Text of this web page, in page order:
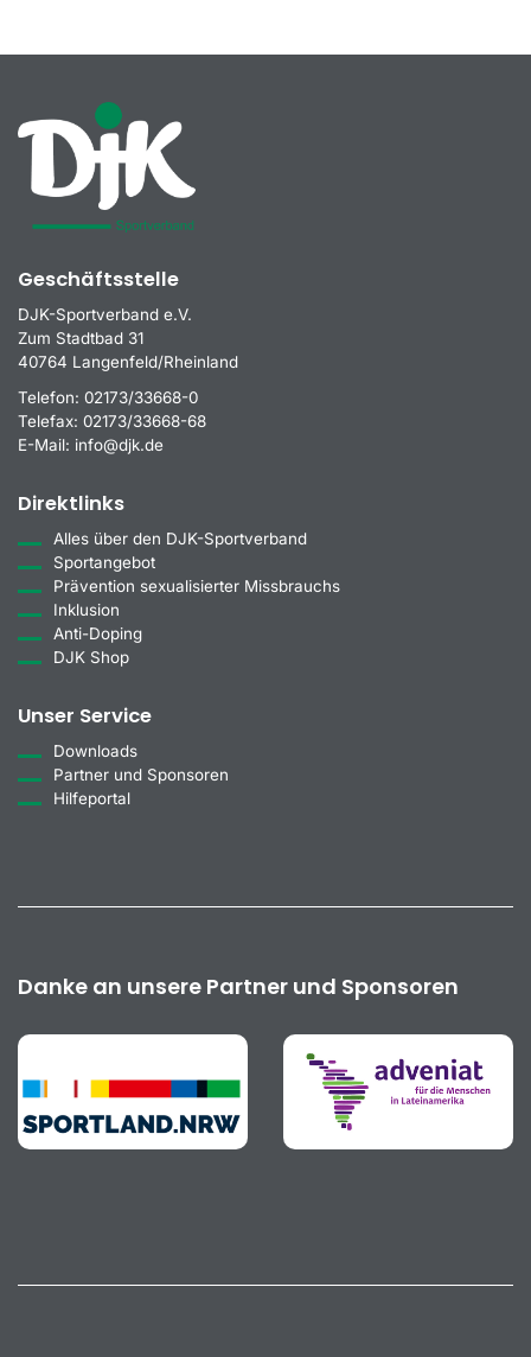
Geschäftsstelle
DJK-Sportverband e.V.
Zum Stadtbad 31
40764 Langenfeld/Rheinland
Telefon: 02173/33668-0
Telefax: 02173/33668-68
E-Mail: info@djk.de
Direktlinks
Alles über den DJK-Sportverband
Sportangebot
Prävention sexualisierter Missbrauchs
Inklusion
Anti-Doping
DJK Shop
Unser Service
Downloads
Partner und Sponsoren
Hilfeportal
Danke an unsere Partner und Sponsoren